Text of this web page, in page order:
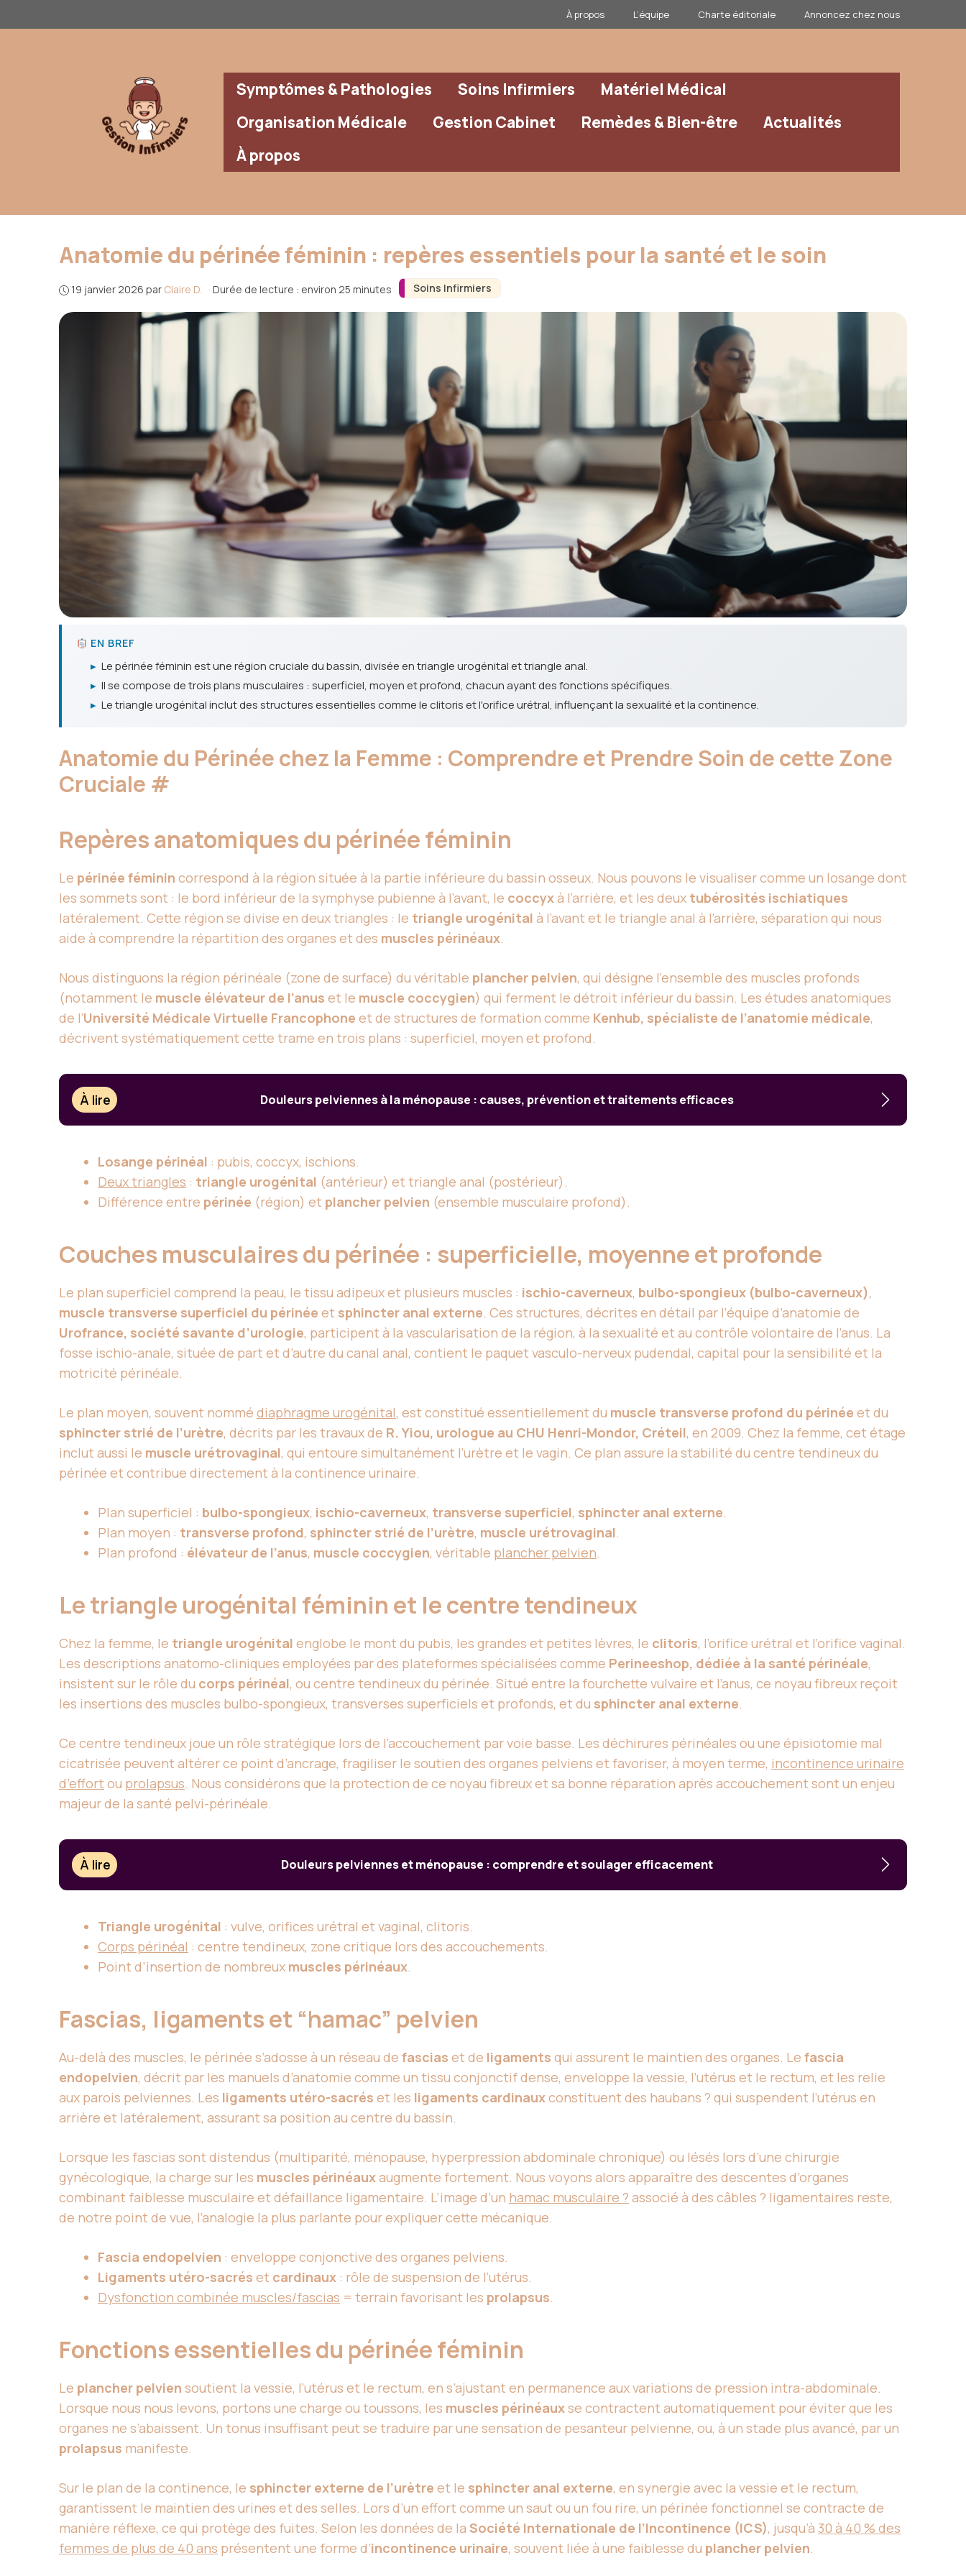
au
À propos L’équipe Charte éditoriale Annoncez chez nous
Symptômes & Pathologies Soins Infirmiers
Matériel Médical
Organisation Médicale
Gestion Cabinet Remèdes & Bien-être
Actualités
À propos
Soins Infirmiers
Anatomie du périnée féminin : repères essentiels pour la santé et le soin
19 janvier 2026 par Claire D. · Durée de lecture : environ 25 minutes
EN BREF
▸ Le périnée féminin est une région cruciale du bassin, divisée en triangle urogénital et triangle anal.
▸ Il se compose de trois plans musculaires : superficiel, moyen et profond, chacun ayant des fonctions spécifiques.
▸ Le triangle urogénital inclut des structures essentielles comme le clitoris et l'orifice urétral, influençant la sexualité et la continence.
Anatomie du Périnée chez la Femme : Comprendre et Prendre Soin de cette Zone
Cruciale #
Repères anatomiques du périnée féminin
Le périnée féminin correspond à la région située à la partie inférieure du bassin osseux. Nous pouvons le visualiser comme un losange dont
les sommets sont : le bord inférieur de la symphyse pubienne à l’avant, le coccyxà l’arrière, et les deux tubérosités ischiatiques
latéralement. Cette région se divise en deux triangles : le triangle urogénital à l’avant et le triangle anal à l’arrière, séparation qui nous
aide à comprendre la répartition des organes et des muscles périnéaux.
Nous distinguons la région périnéale (zone de surface) du véritable plancher pelvien, qui désigne l’ensemble des muscles profonds
(notamment le muscle élévateur de l’anus et le muscle coccygien) qui ferment le détroit inférieur du bassin. Les études anatomiques
de l’Université Médicale Virtuelle Francophone et de structures de formation comme Kenhub, spécialiste de l’anatomie médicale,
décrivent systématiquement cette trame en trois plans : superficiel, moyen et profond.
À lire Douleurs pelviennes à la ménopause : causes, prévention et traitements efficaces
Losange périnéal : pubis, coccyx, ischions.
Deux triangles : triangle urogénital (antérieur) et triangle anal (postérieur).
Différence entre périnée (région) et plancher pelvien (ensemble musculaire profond).
Couches musculaires du périnée : superficielle, moyenne et profonde
Le plan superficiel comprend la peau, le tissu adipeux et plusieurs muscles : ischio-caverneux, bulbo-spongieux (bulbo-caverneux),
muscle transverse superficiel du périnée et sphincter anal externe. Ces structures, décrites en détail par l’équipe d’anatomie de
Urofrance, société savante d’urologie, participent à la vascularisation de la région, à la sexualité et au contrôle volontaire de l’anus. La
fosse ischio-anale, située de part et d’autre du canal anal, contient le paquet vasculo-nerveux pudendal, capital pour la sensibilité et la
motricité périnéale.
Le plan moyen, souvent nommé diaphragme urogénital, est constitué essentiellement du muscle transverse profond du périnée et du
sphincter strié de l’urètre, décrits par les travaux de R. Yiou, urologue au CHU Henri-Mondor, Créteil, en 2009. Chez la femme, cet étage
inclut aussi le muscle urétrovaginal, qui entoure simultanément l’urètre et le vagin. Ce plan assure la stabilité du centre tendineux du
périnée et contribue directement à la continence urinaire.
Plan superficiel : bulbo-spongieux, ischio-caverneux, transverse superficiel, sphincter anal externe.
Plan moyen : transverse profond, sphincter strié de l’urètre, muscle urétrovaginal.
Plan profond : élévateur de l’anus, muscle coccygien, véritable plancher pelvien.
Le triangle urogénital féminin et le centre tendineux
Chez la femme, le triangle urogénital englobe le mont du pubis, les grandes et petites lèvres, le clitoris, l’orifice urétral et l’orifice vaginal.
Les descriptions anatomo-cliniques employées par des plateformes spécialisées comme Perineeshop, dédiée à la santé périnéale,
insistent sur le rôle du corps périnéal, ou centre tendineux du périnée. Situé entre la fourchette vulvaire et l’anus, ce noyau fibreux reçoit
les insertions des muscles bulbo-spongieux, transverses superficiels et profonds, et du sphincter anal externe.
Ce centre tendineux joue un rôle stratégique lors de l’accouchement par voie basse. Les déchirures périnéales ou une épisiotomie mal
cicatrisée peuvent altérer ce point d’ancrage, fragiliser le soutien des organes pelviens et favoriser, à moyen terme, incontinence urinaire
d’effortou prolapsus. Nous considérons que la protection de ce noyau fibreux et sa bonne réparation après accouchement sont un enjeu
majeur de la santé pelvi-périnéale.
À lire Douleurs pelviennes et ménopause : comprendre et soulager efficacement
Triangle urogénital : vulve, orifices urétral et vaginal, clitoris.
Corps périnéal : centre tendineux, zone critique lors des accouchements.
Point d’insertion de nombreux muscles périnéaux.
Fascias, ligaments et “hamac” pelvien
Au-delà des muscles, le périnée s’adosse à un réseau de fascias et de ligaments qui assurent le maintien des organes. Le fascia
endopelvien, décrit par les manuels d’anatomie comme un tissu conjonctif dense, enveloppe la vessie, l’utérus et le rectum, et les relie
aux parois pelviennes. Les ligaments utéro-sacrés et les ligaments cardinauxconstituent des haubans ? qui suspendent l’utérus en
arrière et latéralement, assurant sa position au centre du bassin.
Lorsque les fascias sont distendus (multiparité, ménopause, hyperpression abdominale chronique) ou lésés lors d’une chirurgie
gynécologique, la charge sur les muscles périnéauxaugmente fortement. Nous voyons alors apparaître des descentes d’organes
combinant faiblesse musculaire et défaillance ligamentaire. L’image d’un hamac musculaire ? associé à des câbles ? ligamentaires reste,
de notre point de vue, l’analogie la plus parlante pour expliquer cette mécanique.
Fascia endopelvien : enveloppe conjonctive des organes pelviens.
Ligaments utéro-sacrés et cardinaux : rôle de suspension de l’utérus.
Dysfonction combinée muscles/fascias = terrain favorisant les prolapsus.
Fonctions essentielles du périnée féminin
Le plancher pelvien soutient la vessie, l’utérus et le rectum, en s’ajustant en permanence aux variations de pression intra-abdominale.
Lorsque nous nous levons, portons une charge ou toussons, les muscles périnéauxse contractent automatiquement pour éviter que les
organes ne s’abaissent. Un tonus insuffisant peut se traduire par une sensation de pesanteur pelvienne, ou, à un stade plus avancé, par un
prolapsus manifeste.
Sur le plan de la continence, le sphincter externe de l’urètre et le sphincter anal externe, en synergie avec la vessie et le rectum,
garantissent le maintien des urines et des selles. Lors d’un effort comme un saut ou un fou rire, un périnée fonctionnel se contracte de
manière réflexe, ce qui protège des fuites. Selon les données de la Société Internationale de l’Incontinence (ICS), jusqu’à 30 à 40 % des
femmes de plus de 40 ans présentent une forme d’incontinence urinaire, souvent liée à une faiblesse du plancher pelvien.